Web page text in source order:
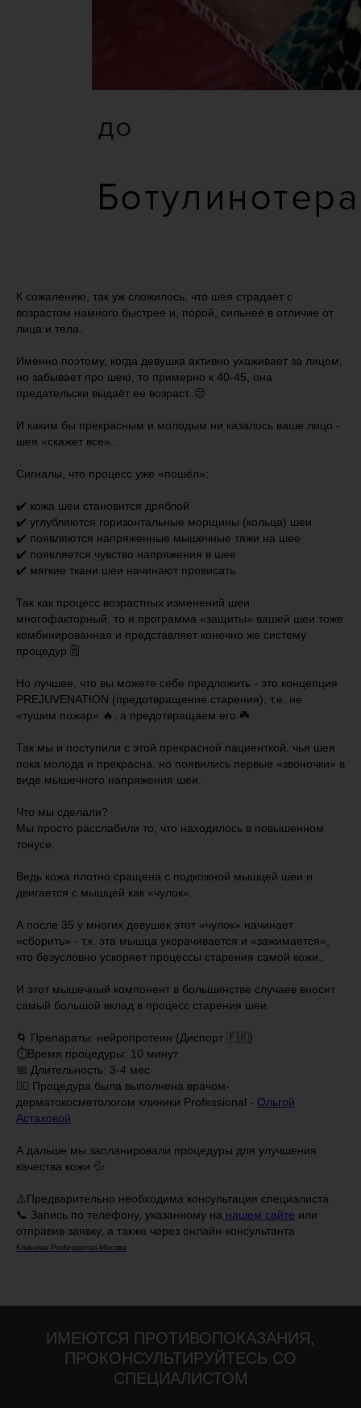
К сожалению, так уж сложилось, что шея страдает с
возрастом намного быстрее и, порой, сильнее в отличие от
лица и тела.
Именно поэтому, когда девушка активно ухаживает за лицом,
но забывает про шею, то примерно к 40-45, она
предательски выдаёт ее возраст..😔
И каким бы прекрасным и молодым ни казалось ваше лицо -
шея «скажет все»..
Сигналы, что процесс уже «пошёл»:
✔️ кожа шеи становится дряблой
✔️ углубляются горизонтальные морщины (кольца) шеи
✔️ появляются напряженные мышечные тяжи на шее
✔️ появляется чувство напряжения в шее
✔️ мягкие ткани шеи начинают провисать
Так как процесс возрастных изменений шеи
многофакторный, то и программа «защиты» вашей шеи тоже
комбинированная и представляет конечно же систему
процедур 🗒
Но лучшее, что вы можете себе предложить - это концепция
PREJUVENATION (предотвращение старения), т.е. не
«тушим пожар» 🔥, а предотвращаем его ☘️
Так мы и поступили с этой прекрасной пациенткой, чья шея
пока молода и прекрасна, но появились первые «звоночки» в
виде мышечного напряжения шеи.
Что мы сделали?
Мы просто расслабили то, что находилось в повышенном
тонусе.
Ведь кожа плотно сращена с подкожной мышцей шеи и
двигается с мышцей как «чулок».
А после 35 у многих девушек этот «чулок» начинает
«сборить» - т.к. эта мышца укорачивается и «зажимается»,
что безусловно ускоряет процессы старения самой кожи..
И этот мышечный компонент в большинстве случаев вносит
самый большой вклад в процесс старения шеи.
🌀 Препараты: нейропротеин (Диспорт 🇫🇷)
⏱Время процедуры: 10 минут
📅 Длительность: 3-4 мес
👩‍⚕️ Процедура была выполнена врачом-
дерматокосметологом клиники Professional - Ольгой
Астаховой
А дальше мы запланировали процедуры для улучшения
качества кожи 💦
⚠️Предварительно необходима консультация специалиста
📞 Запись по телефону, указанному на нашем сайте или
отправив заявку, а также через онлайн-консультанта
Клиника Professional-Москва
ИМЕЮТСЯ ПРОТИВОПОКАЗАНИЯ,
ПРОКОНСУЛЬТИРУЙТЕСЬ СО
СПЕЦИАЛИСТОМ